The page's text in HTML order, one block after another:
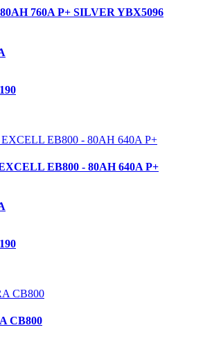
760A P+ SILVER YBX5096
EB800 - 80AH 640A P+
CB800